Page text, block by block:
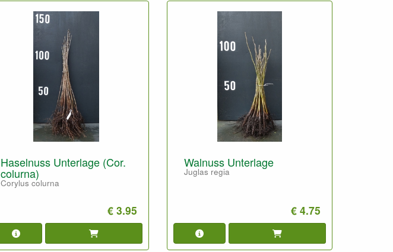
Haselnuss Unterlage (Cor.
colurna)
Corylus colurna
€ 3.95
Walnuss Unterlage
Juglas regia
€ 4.75